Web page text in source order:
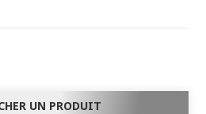
UN PRODUIT